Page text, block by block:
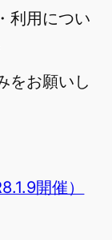
利用につい
をお願いし
開催）